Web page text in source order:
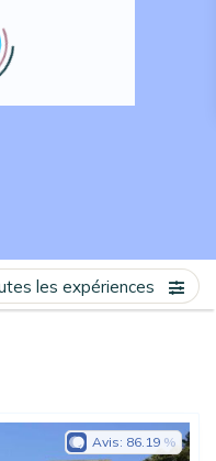
les expériences
Avis: 86.19